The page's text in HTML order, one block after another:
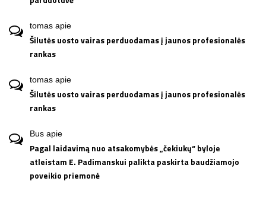
tomas apie
Šilutės uosto vairas perduodamas į jaunos profesionalės
rankas
tomas apie
Šilutės uosto vairas perduodamas į jaunos profesionalės
rankas
Bus apie
Pagal laidavimą nuo atsakomybės „čekiukų“ byloje
atleistam E. Padimanskui palikta paskirta baudžiamojo
poveikio priemonė